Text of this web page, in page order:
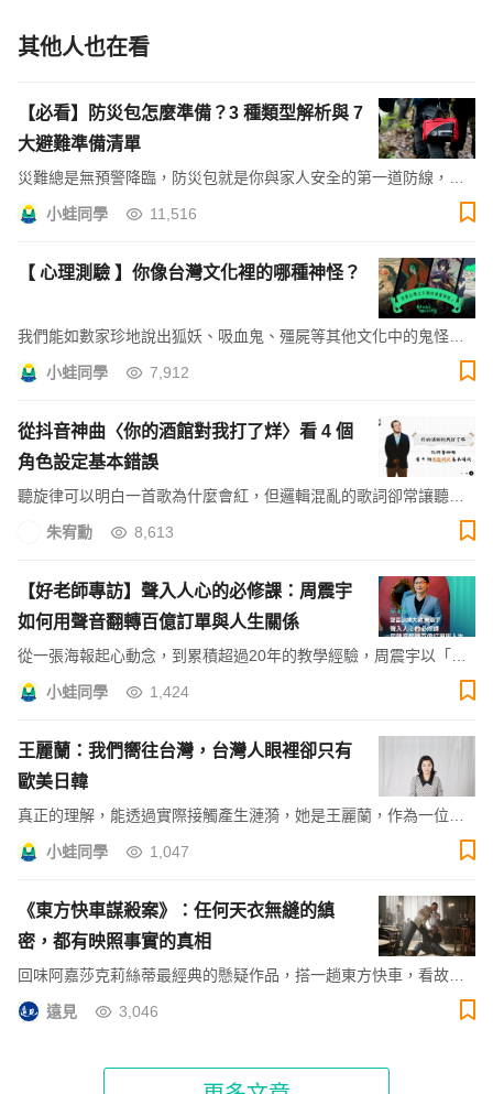
其他人也在看
【必看】防災包怎麼準備？3 種類型解析與 7
大避難準備清單
災難總是無預警降臨，防災包就是你與家人安全的第一道防線，從
準備開始，一起打造更有備的日常生活吧！
小蛙同學 11,516
【 心理測驗 】你像台灣文化裡的哪種神怪？
我們能如數家珍地說出狐妖、吸血鬼、殭屍等其他文化中的鬼怪，
面對這片土地上的鄉野怪談反倒一知半解⋯⋯
小蛙同學 7,912
從抖音神曲〈你的酒館對我打了烊〉看 4 個
角色設定基本錯誤
聽旋律可以明白一首歌為什麼會紅，但邏輯混亂的歌詞卻常讓聽眾
坐立難安。如何運用角色塑造的概念，寫出邏輯正確的歌詞？我們
朱宥勳 8,613
【好老師專訪】聲入人心的必修課：周震宇
如何用聲音翻轉百億訂單與人生關係
從一張海報起心動念，到累積超過20年的教學經驗，周震宇以「聲
音表達」為起點，帶領學員找回內在力量，也實現實際可觀的職涯
小蛙同學 1,424
王麗蘭：我們嚮往台灣，台灣人眼裡卻只有
歐美日韓
真正的理解，能透過實際接觸產生漣漪，她是王麗蘭，作為一位新
移民，在教育第一線培育馬來語和印尼語人才，讓語言的親近成為
小蛙同學 1,047
《東方快車謀殺案》：任何天衣無縫的縝
密，都有映照事實的真相
回味阿嘉莎克莉絲蒂最經典的懸疑作品，搭一趟東方快車，看故事
如何再造傳奇。
遠見 3,046